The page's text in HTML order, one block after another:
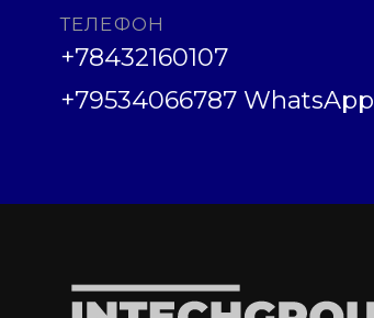
ТЕЛЕФОН
+78432160107
+79534066787 WhatsApp